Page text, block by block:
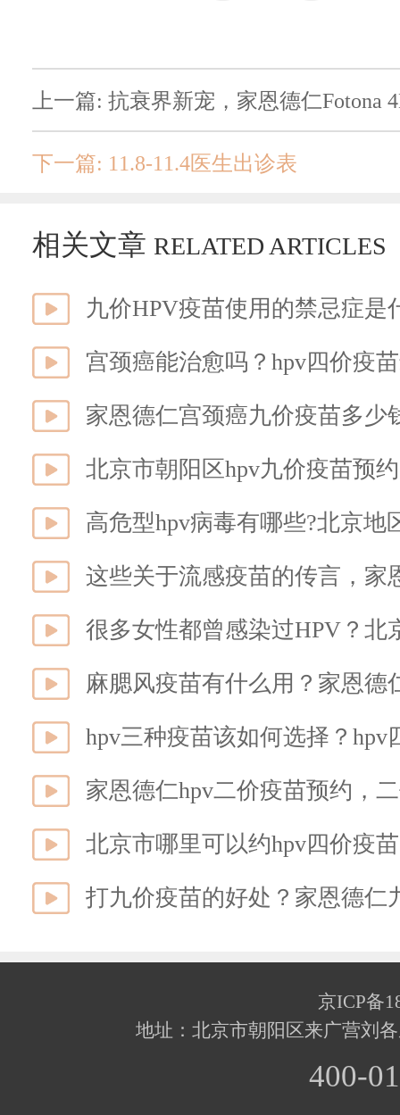
上一篇: 抗衰界新宠，家恩德仁Fotona
下一篇: 11.8-11.4医生出诊表
相关文章 RELATED ARTICLES
宫颈癌能治愈吗？hpv四价疫
家恩德仁宫颈癌九价疫苗多少
高危型hpv病毒有哪些?北京
这些关于流感疫苗的传言，家
很多女性都曾感染过HPV？北
麻腮风疫苗有什么用？家恩德
hpv三种疫苗该如何选择？
家恩德仁hpv二价疫苗预约，
北京市哪里可以约hpv四价疫
打九价疫苗的好处？家恩德仁
京ICP备
地址：北京市朝阳区来广营刘
400-